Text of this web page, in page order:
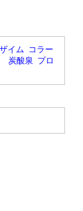
イム コラー
炭酸泉 プロ